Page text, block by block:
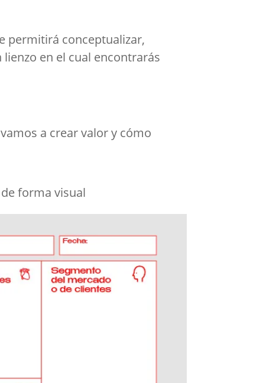
permitirá conceptualizar,
en el cual encontrarás
a crear valor y cómo
forma visual